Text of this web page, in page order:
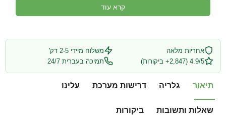
קרא עוד
אחריות מלאה
משלוח מיידי 2-5 דק'
4.9/5 (2,847+ ביקורות)
תמיכה בעברית 24/7
תיאור גלריה דרישות מערכת עלינו
שאלות ותשובות ביקורות